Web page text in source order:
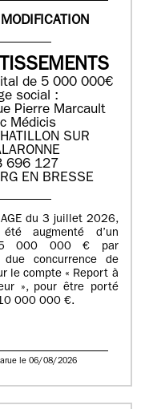
de 5 000 000€
social :
Pierre Marcault
Médicis
SUR
696 127
EN BRESSE
du 3 juillet 2026,
augmenté d’un
5 000 000 € par
due concurrence de
le compte « Report à
», pour être porté
000 000 €.
le 06/08/2026